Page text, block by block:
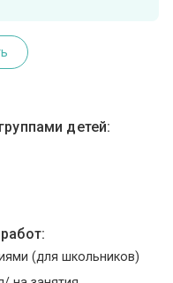
детей:
(для школьников)